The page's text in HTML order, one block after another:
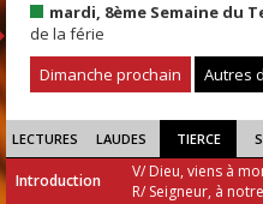
mardi, 8ème Semaine du
de la férie
Dimanche prochain
Autres
LECTURES LAUDES TIERCE
Introduction
V/ Dieu, viens à
R/ Seigneur, à